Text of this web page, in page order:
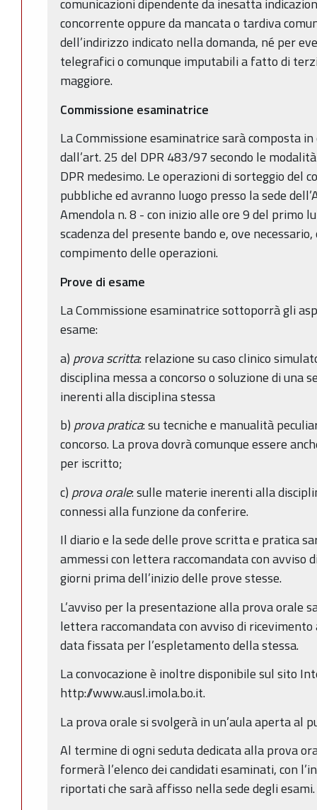
comunicazioni dipendente da inesatta
concorrente oppure da mancata o tardiva
dell’indirizzo indicato nella domanda, né per
telegrafici o comunque imputabili a fatto di
maggiore.
Commissione esaminatrice
La Commissione esaminatrice sarà composta
dall’art. 25 del DPR 483/97 secondo le
DPR medesimo. Le operazioni di sorteggio del
pubbliche ed avranno luogo presso la sede
Amendola n. 8 - con inizio alle ore 9 del primo
scadenza del presente bando e, ove
compimento delle operazioni.
Prove di esame
La Commissione esaminatrice sottoporrà gli
esame:
a) prova scritta: relazione su caso clinico
disciplina messa a concorso o soluzione di una
inerenti alla disciplina stessa
b) prova pratica: su tecniche e manualità
concorso. La prova dovrà comunque essere
per iscritto;
c) prova orale: sulle materie inerenti alla
connessi alla funzione da conferire.
Il diario e la sede delle prove scritta e pratica
ammessi con lettera raccomandata con avviso
giorni prima dell’inizio delle prove stesse.
L’avviso per la presentazione alla prova orale
lettera raccomandata con avviso di
data fissata per l’espletamento della stessa.
La convocazione è inoltre disponibile sul sito
http://www.ausl.imola.bo.it.
La prova orale si svolgerà in un’aula aperta al
Al termine di ogni seduta dedicata alla prova
formerà l’elenco dei candidati esaminati, con
riportati che sarà affisso nella sede degli esami.